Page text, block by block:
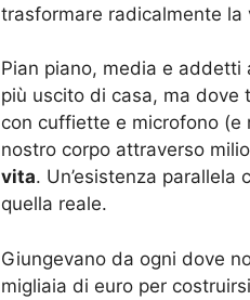
trasformare radicalmente
Pian piano, media e addetti
più uscito di casa, ma
con cuffiette e microfono (e
nostro corpo attraverso
vita. Un’esistenza parallela
quella reale.
Giungevano da ogni dove
migliaia di euro per